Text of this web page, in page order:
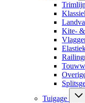
Kite-
Tuigage